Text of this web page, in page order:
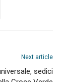
Next article
sedici